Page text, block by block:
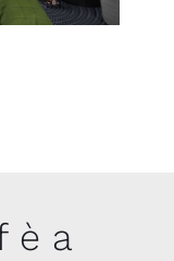
è a